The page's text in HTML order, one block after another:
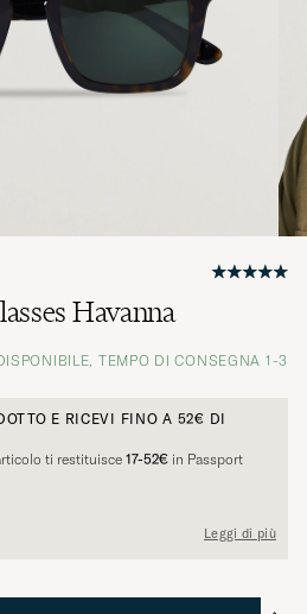
Havanna
TEMPO DI CONSEGNA 1-3
E RICEVI FINO A 52€ DI
ti restituisce 17-52€ in Passport
Leggi di più